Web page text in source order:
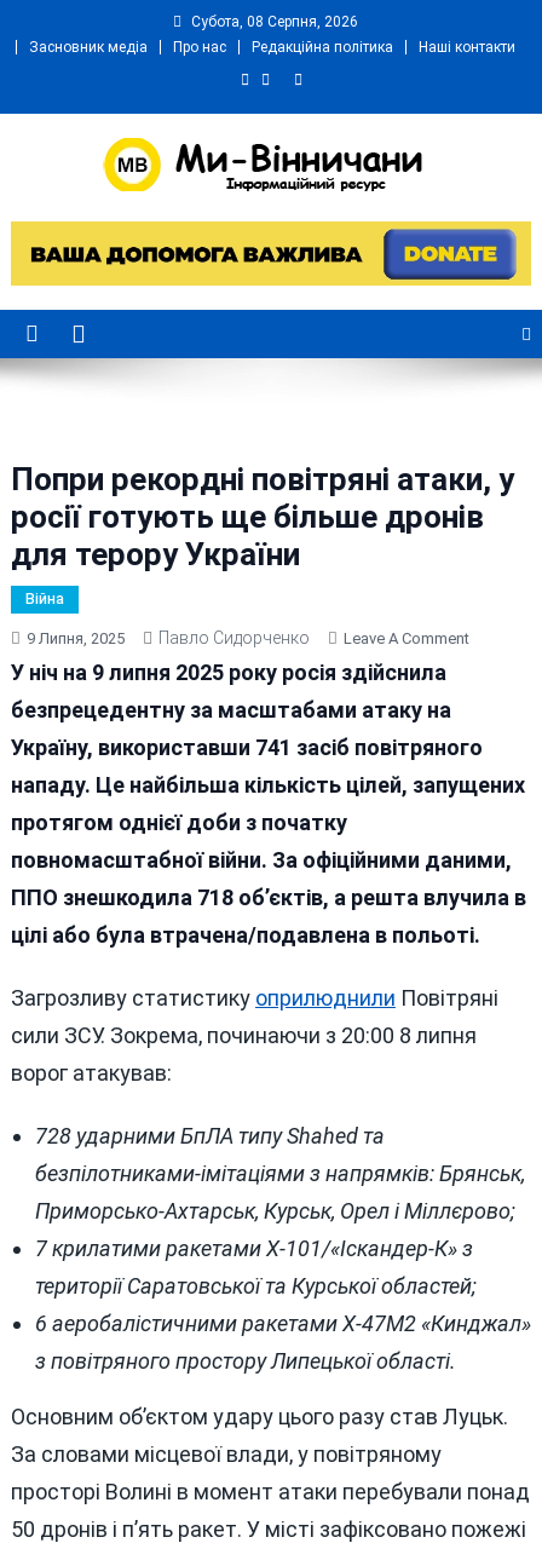
Субота, 08 Серпня, 2026
Засновник медіа
Про нас Редакційна політика Наші контакти
Ми Вінничани
Попри рекордні повітряні атаки, у
росії готують ще більше дронів
для терору України
Війна
9 Липня, 2025 Павло Сидорченко Leave A CommentOn
Атаки,
У
Ще
Для
України
У ніч на 9 липня 2025 року росія здійснила
безпрецедентну за масштабами атаку на
Україну, використавши 741 засіб повітряного
нападу. Це найбільша кількість цілей, запущених
протягом однієї доби з початку
повномасштабної війни. За офіційними даними,
ППО знешкодила 718 об’єктів, а решта влучила в
цілі або була втрачена/подавлена в польоті.
Загрозливу статистику оприлюднили Повітряні
сили ЗСУ. Зокрема, починаючи з 20:00 8 липня
ворог атакував:
728 ударними БпЛА типу Shahed та
безпілотниками-імітаціями з напрямків: Брянськ,
Приморсько-Ахтарськ, Курськ, Орел і Міллєрово;
7 крилатими ракетами Х-101/«Іскандер-К» з
території Саратовської та Курської областей;
6 аеробалістичними ракетами Х-47М2 «Кинджал»
з повітряного простору Липецької області.
Основним об’єктом удару цього разу став Луцьк.
За словами місцевої влади, у повітряному
просторі Волині в момент атаки перебували понад
50 дронів і п’ять ракет. У місті зафіксовано пожежі